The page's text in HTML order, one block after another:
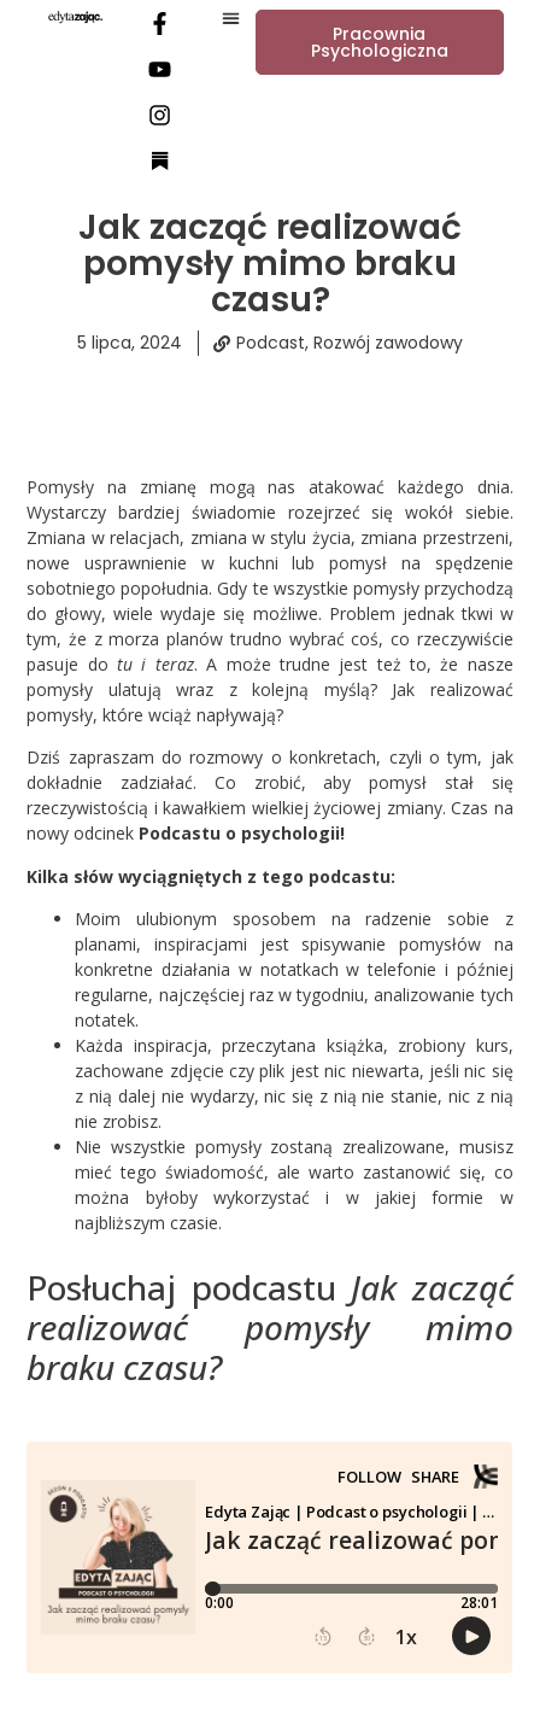
Pracownia
Psychologiczna
Jak zacząć realizować
pomysły mimo braku
czasu?
5 lipca, 2024 Podcast, Rozwój zawodowy
Pomysły na zmianę mogą nas atakować każdego dnia.
Wystarczy bardziej świadomie rozejrzeć się wokół siebie.
Zmiana w relacjach, zmiana w stylu życia, zmiana przestrzeni,
nowe usprawnienie w kuchni lub pomysł na spędzenie
sobotniego popołudnia. Gdy te wszystkie pomysły przychodzą
do głowy, wiele wydaje się możliwe. Problem jednak tkwi w
tym, że z morza planów trudno wybrać coś, co rzeczywiście
pasuje dotu i teraz. A może trudne jest też to, że nasze
pomysły ulatują wraz z kolejną myślą? Jak realizować
pomysły, które wciąż napływają?
Dziś zapraszam do rozmowy o konkretach, czyli o tym, jak
dokładnie zadziałać. Co zrobić, aby pomysł stał się
rzeczywistością i kawałkiem wielkiej życiowej zmiany. Czas na
nowy odcinek Podcastu o psychologii!
Kilka słów wyciągniętych z tego podcastu:
Moim ulubionym sposobem na radzenie sobie z
planami, inspiracjami jest spisywanie pomysłów na
konkretne działania w notatkach w telefonie i później
regularne, najczęściej raz w tygodniu, analizowanie tych
notatek.
Każda inspiracja, przeczytana książka, zrobiony kurs,
zachowane zdjęcie czy plik jest nic niewarta, jeśli nic się
z nią dalej nie wydarzy, nic się z nią nie stanie, nic z nią
nie zrobisz.
Nie wszystkie pomysły zostaną zrealizowane, musisz
mieć tego świadomość, ale warto zastanowić się, co
można byłoby wykorzystać i w jakiej formie w
najbliższym czasie.
Posłuchaj podcastu Jak zacząć
realizować pomysły mimo
braku czasu?